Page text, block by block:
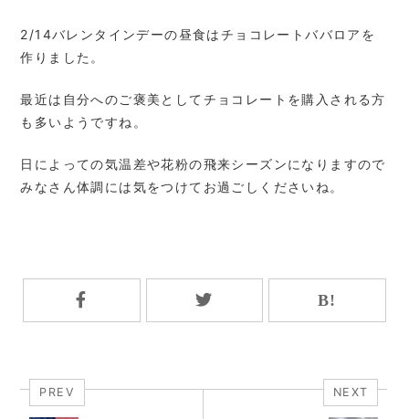
2/14バレンタインデーの昼食はチョコレートババロアを
作りました。
最近は自分へのご褒美としてチョコレートを購入される方
も多いようですね。
日によっての気温差や花粉の飛来シーズンになりますので
みなさん体調には気をつけてお過ごしくださいね。
PREV NEXT